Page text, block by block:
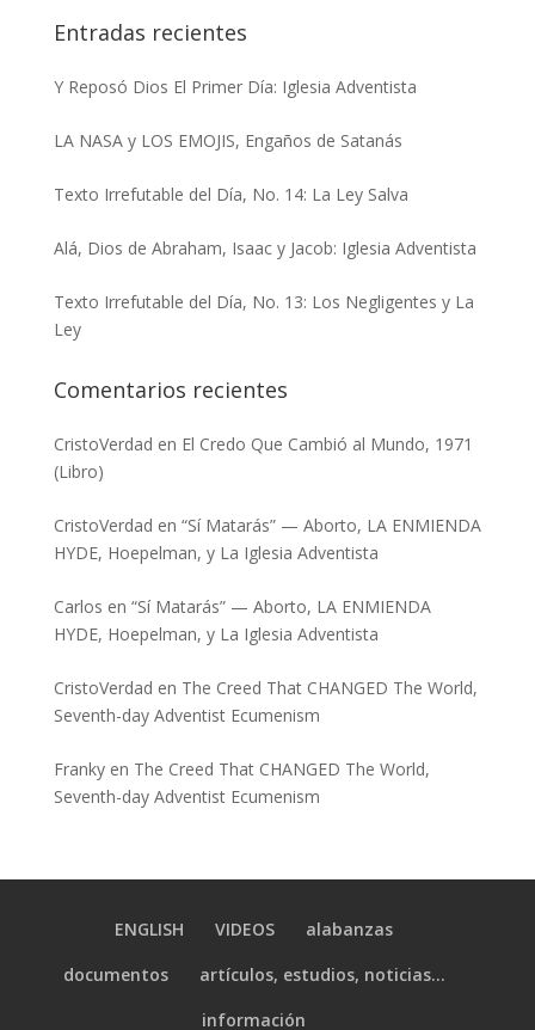
Entradas recientes
Y Reposó Dios El Primer Día: Iglesia Adventista
LA NASA y LOS EMOJIS, Engaños de Satanás
Texto Irrefutable del Día, No. 14: La Ley Salva
Alá, Dios de Abraham, Isaac y Jacob: Iglesia Adventista
Texto Irrefutable del Día, No. 13: Los Negligentes y La
Ley
Comentarios recientes
CristoVerdad en El Credo Que Cambió al Mundo, 1971
(Libro)
CristoVerdad en “Sí Matarás” — Aborto, LA ENMIENDA
HYDE, Hoepelman, y La Iglesia Adventista
Carlos en “Sí Matarás” — Aborto, LA ENMIENDA
HYDE, Hoepelman, y La Iglesia Adventista
CristoVerdad en The Creed That CHANGED The World,
Seventh-day Adventist Ecumenism
Frankyen The Creed That CHANGED The World,
Seventh-day Adventist Ecumenism
ENGLISH VIDEOS
alabanzas
documentos
artículos, estudios, noticias…
información